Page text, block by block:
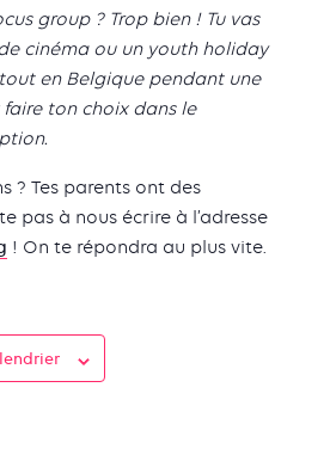
group ? Trop bien ! Tu vas
cinéma ou un youth holiday
en Belgique pendant une
faire ton choix dans le
? Tes parents ont des
pas à nous écrire à l’adresse
! On te répondra au plus vite.